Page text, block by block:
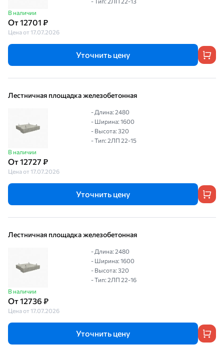
В наличии
От 12701 ₽
Цена от 17.07.2026
Уточнить цену
Лестничная площадка железобетонная
В наличии
От 12727 ₽
Цена от 17.07.2026
- Длина: 2480
- Ширина: 1600
- Высота: 320
- Тип: 2ЛП 22-15
Уточнить цену
Лестничная площадка железобетонная
В наличии
От 12736 ₽
Цена от 17.07.2026
- Длина: 2480
- Ширина: 1600
- Высота: 320
- Тип: 2ЛП 22-16
Уточнить цену